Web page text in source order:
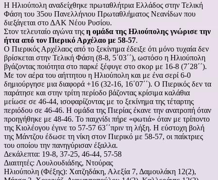
Η Ηλιούπολη αναδείχθηκε πρωταθλήτρια Ελλάδος στην Τελική
Φάση του 35ου Πανελλήνιου Πρωταθλήματος Νεανίδων που
διεξάγεται στο ΔΑΚ Νέου Ρυσίου.
Στον τελευταίο αγώνα της η ομάδα της Ηλιούπολης γνώρισε την
ήττα από τον Πιερικό Αρχέλαο με 58-57.
Ο Πιερικός Αρχέλαος από το ξεκίνημα έδειξε ότι μόνο τυχαία δεν
βρίσκεται στην Τελική Φάση (8-8, 5΄03΄΄), ωστόσο η Ηλιούπολη
βγάζοντας ποιότητα στο παρκέ ξέφυγε στο σκορ με 16-8 (7΄28΄΄).
Με τον αέρα του αήττητου η Ηλιούπολη και με ένα σερί 6-0
δημιούργησε μια διαφορά +16 (32-16, 16΄07΄΄). Ο Πιερικός δεν τα
παράτησε και στην τρίτη περίοδο βάζοντας κρίσιμα καλάθια
μείωσε σε 46-44, ισοφαρίζοντας με το ξεκίνημα της τέταρτης
περιόδου σε 46-46. Η ομάδα της Πιερίας έκανε την ανατροπή όταν
προηγήθηκε με 48-46. Το παιχνίδι πήρε «φωτιά» όταν με τρίποντο
της Κιολέογου έγινε το 57-57 63΄΄πριν τη λήξη. Η εύστοχη βολή
της Μάντζου έδωσε τη νίκη στον Πιερικό με 58-57, οι παίκτριες
του οποίου την πανηγύρισαν έξαλλα.
Δεκάλεπτα: 19-8, 37-25, 46-44, 57-58
Διαιτητές: Λουλουδιάδης, Ντούρας
Ηλιούπολη (Φέξης): Χατζηδάκη, Αλεξία 7, Δαμουλάκη 12(2),